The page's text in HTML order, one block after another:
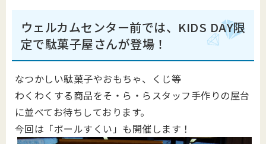
ウェルカムセンター前では、KIDS DAY限
定で駄菓子屋さんが登場！
なつかしい駄菓子やおもちゃ、くじ等
わくわくする商品をそ・ら・らスタッフ手作りの屋台
に並べてお待ちしております。
今回は「ボールすくい」も開催します！